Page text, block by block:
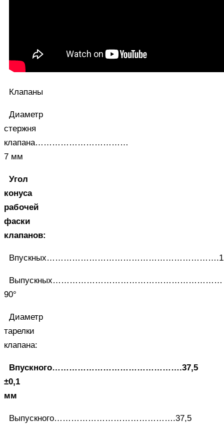
Клапаны
Диаметр
стержня
клапана……………………………
7 мм
Угол
конуса
рабочей
фаски
клапанов:
Выпускных……………………………………………………
90°
Диаметр
тарелки
клапана:
Впускного……………………………………….37,5
±0,1
мм
Выпускного…………………………………….37,5